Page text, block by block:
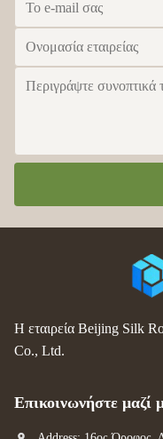
Η εταιρεία Beijing Silk
Co., Ltd.
Επικοινωνήστε μαζί